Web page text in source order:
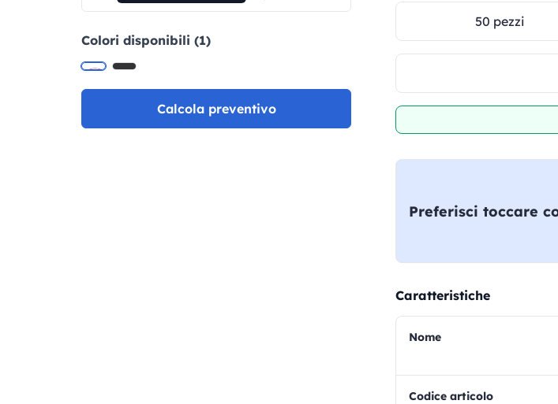
Colori disponibili (1)
Calcola preventivo
50 pezzi
Preferisci toccare
Caratteristiche
Nome
Codice articolo